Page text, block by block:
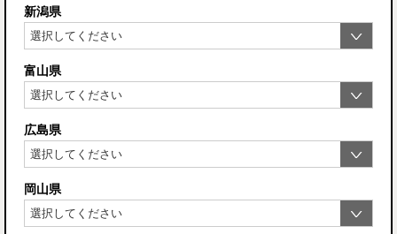
新潟県
富山県
広島県
岡山県